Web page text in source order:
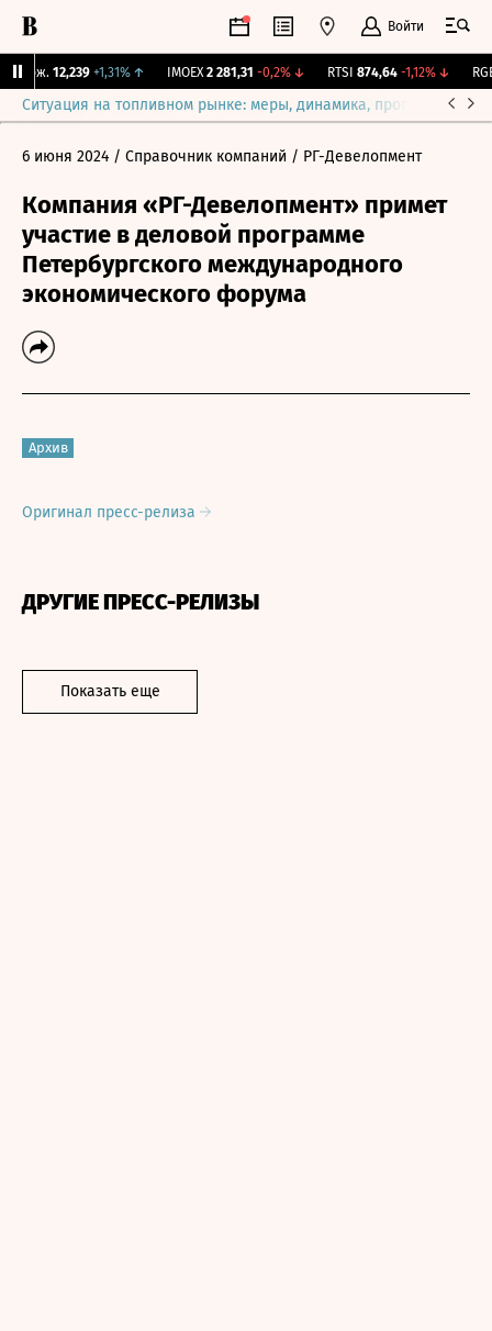
Войти
Бирж. 12,239 +1,31% ↑ IMOEX 2 281,31 -0,2%↓ RTSI 874,64 -1,12%↓ RGBI
Ситуация на топливном рынке: меры, динамика, прогнозы
6 июня 2024 / Справочник компаний / РГ-Девелопмент
Компания «РГ-Девелопмент» примет
участие в деловой программе
Петербургского международного
экономического форума
Архив
Оригинал пресс-релиза
ДРУГИЕ ПРЕСС-РЕЛИЗЫ
Показать еще